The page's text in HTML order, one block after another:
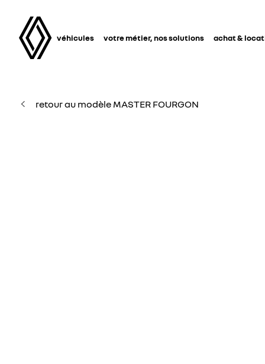
véhicules votre métier, nos solutions achat &
retour au modèle MASTER FOURGON